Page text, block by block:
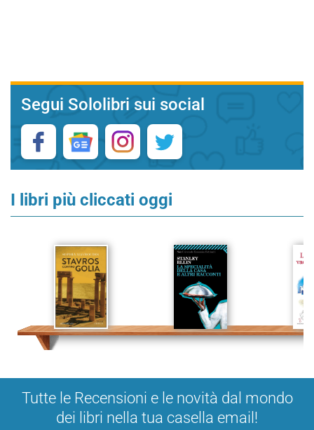
Segui Sololibri sui social
I libri più cliccati oggi
Tutte le Recensioni e le novità dal mondo
dei libri nella tua casella email!